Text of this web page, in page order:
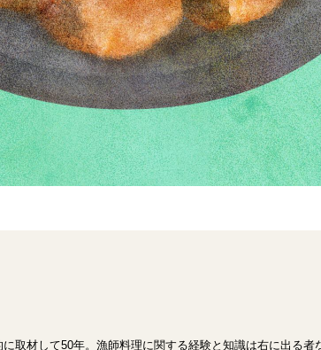
に取材して50年。漁師料理に関する経験と知識は右に出る